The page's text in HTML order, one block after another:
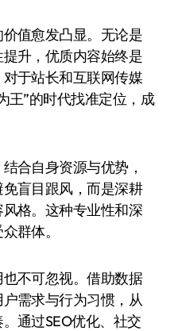
升，优质内容始终是
于站长和互联网传媒
王”的时代找准定位，成
合自身资源与优势，
盲目跟风，而是深耕
格。这种专业性和深
群体。
不可忽视。借助数据
需求与行为习惯，从
通过SEO优化、社交